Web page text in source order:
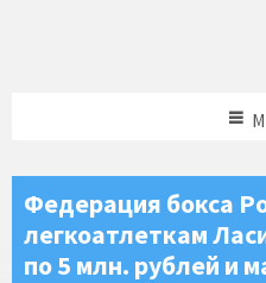
Федерация бокса
легкоатлеткам
по 5 млн. рублей и